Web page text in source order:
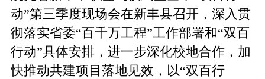
动”第三季度现场会在新丰县召开，深入贯
彻落实省委“百千万工程”工作部署和“双百
行动”具体安排，进一步深化校地合作，加
快推动共建项目落地见效，以“双百行